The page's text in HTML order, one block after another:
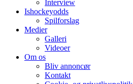
Interview
Ishockeyodds
Spilforslag
Medier
Galleri
Videoer
Om os
Bliv annoncør
Kontakt